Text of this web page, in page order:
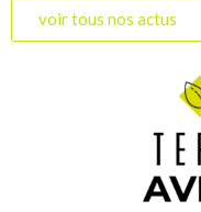
voir tous nos actus